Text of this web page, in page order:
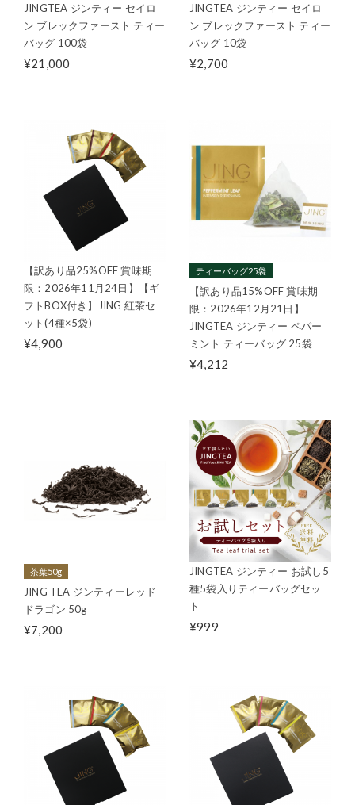
JINGTEA ジンティー セイロ
ン ブレックファースト ティー
バッグ 100袋
¥21,000
JINGTEA ジンティー セイロ
ン ブレックファースト ティー
バッグ 10袋
¥2,700
【訳あり品25%OFF 賞味期
限：2026年11月24日】【ギ
フトBOX付き】JING 紅茶セ
ット(4種×5袋)
¥4,900
ティーバッグ25袋
【訳あり品15%OFF 賞味期
限：2026年12月21日】
JINGTEA ジンティー ペパー
ミント ティーバッグ 25袋
¥4,212
茶葉50g
JING TEA ジンティーレッド
ドラゴン 50g
¥7,200
JINGTEA ジンティー お試し5
種5袋入りティーバッグセッ
ト
¥999